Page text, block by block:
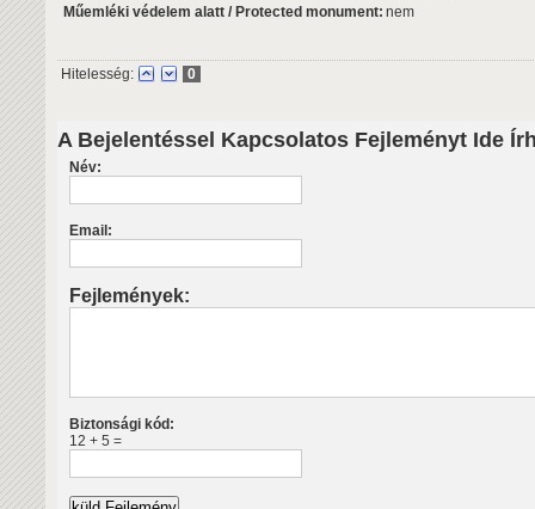
Műemléki védelem alatt / Protected monument: nem
Hitelesség: 0
A Bejelentéssel Kapcsolatos Fejleményt Ide
Név:
Email:
Fejlemények:
Biztonsági kód:
12 + 5 =